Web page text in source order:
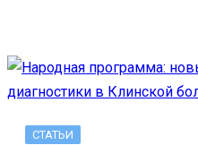
СТАТЬИ